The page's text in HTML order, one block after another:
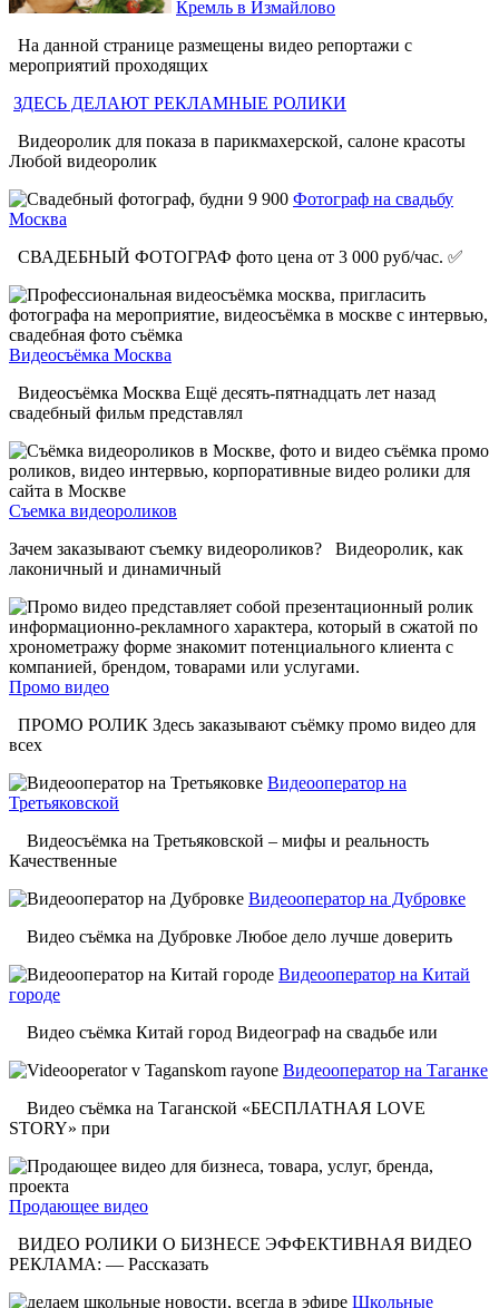
Кремль в Измайлово
На данной странице размещены видео репортажи с
мероприятий проходящих
ЗДЕСЬ ДЕЛАЮТ РЕКЛАМНЫЕ РОЛИКИ
Видеоролик для показа в парикмахерской, салоне красоты
Любой видеоролик
Фотограф на свадьбу
Москва
СВАДЕБНЫЙ ФОТОГРАФ фото цена от 3 000 руб/час. ✅
Видеосъёмка Москва
Видеосъёмка Москва Ещё десять-пятнадцать лет назад
свадебный фильм представлял
Съемка видеороликов
Зачем заказывают съемку видеороликов? Видеоролик, как
лаконичный и динамичный
Промо видео
ПРОМО РОЛИК Здесь заказывают съёмку промо видео для
всех
Видеооператор на
Третьяковской
Видеосъёмка на Третьяковской – мифы и реальность
Качественные
Видеооператор на Дубровке
Видео съёмка на Дубровке Любое дело лучше доверить
Видеооператор на Китай
городе
Видео съёмка Китай город Видеограф на свадьбе или
Видеооператор на Таганке
Видео съёмка на Таганской «БЕСПЛАТНАЯ LOVE
STORY» при
Продающее видео
ВИДЕО РОЛИКИ О БИЗНЕСЕ ЭФФЕКТИВНАЯ ВИДЕО
РЕКЛАМА: — Рассказать
Школьные